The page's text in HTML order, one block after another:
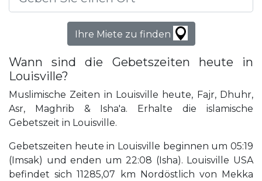
Ihre Miete zu finden
Wann sind die Gebetszeiten heute in
Louisville?
Muslimische Zeiten in Louisville heute, Fajr, Dhuhr,
Asr, Maghrib & Isha'a. Erhalte die islamische
Gebetszeit in Louisville.
Gebetszeiten heute in Louisville beginnen um 05:19
(Imsak) und enden um 22:08 (Isha). Louisville USA
befindet sich 11285,07 km Nordöstlich von Mekka